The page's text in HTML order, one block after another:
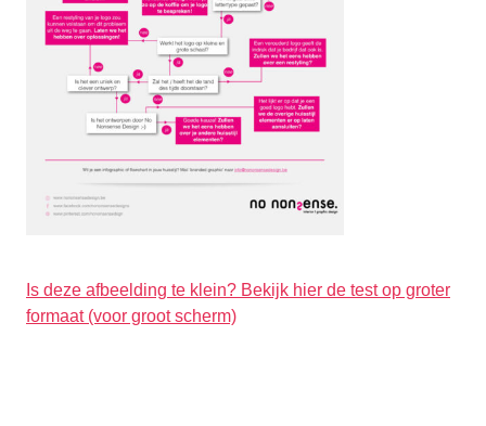
Is deze afbeelding te klein? Bekijk hier de test op groter
formaat (voor groot scherm)